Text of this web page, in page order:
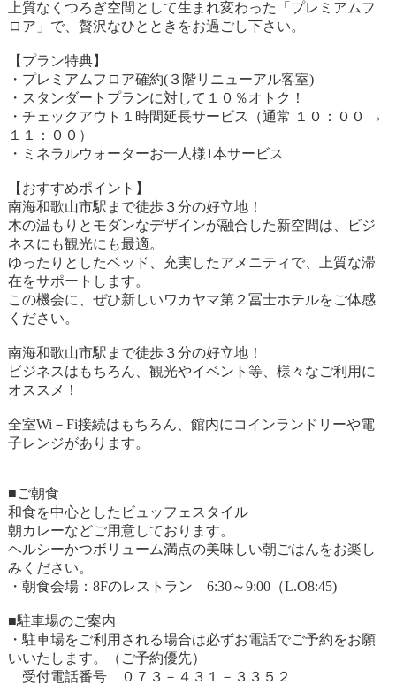
上質なくつろぎ空間として生まれ変わった「プレミアムフ
ロア」で、贅沢なひとときをお過ごし下さい。
【プラン特典】
・プレミアムフロア確約(３階リニューアル客室)
・スタンダートプランに対して１０％オトク！
・チェックアウト１時間延長サービス（通常 １０：００ →
１１：００）
・ミネラルウォーターお一人様1本サービス
【おすすめポイント】
南海和歌山市駅まで徒歩３分の好立地！
木の温もりとモダンなデザインが融合した新空間は、ビジ
ネスにも観光にも最適。
ゆったりとしたベッド、充実したアメニティで、上質な滞
在をサポートします。
この機会に、ぜひ新しいワカヤマ第２冨士ホテルをご体感
ください。
南海和歌山市駅まで徒歩３分の好立地！
ビジネスはもちろん、観光やイベント等、様々なご利用に
オススメ！
全室Wi－Fi接続はもちろん、館内にコインランドリーや電
子レンジがあります。
■ご朝食
和食を中心としたビュッフェスタイル
朝カレーなどご用意しております。
ヘルシーかつボリューム満点の美味しい朝ごはんをお楽し
みください。
・朝食会場：8Fのレストラン 6:30～9:00（L.O8:45)
■駐車場のご案内
・駐車場をご利用される場合は必ずお電話でご予約をお願
いいたします。（ご予約優先）
受付電話番号 ０７３－４３１－３３５２